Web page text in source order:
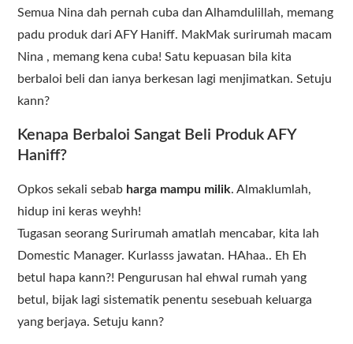
Semua Nina dah pernah cuba dan Alhamdulillah, memang
padu produk dari AFY Haniff. MakMak surirumah macam
Nina , memang kena cuba! Satu kepuasan bila kita
berbaloi beli dan ianya berkesan lagi menjimatkan. Setuju
kann?
Kenapa Berbaloi Sangat Beli Produk AFY
Haniff?
Opkos sekali sebab harga mampu milik. Almaklumlah,
hidup ini keras weyhh!
Tugasan seorang Surirumah amatlah mencabar, kita lah
Domestic Manager. Kurlasss jawatan. HAhaa.. Eh Eh
betul hapa kann?! Pengurusan hal ehwal rumah yang
betul, bijak lagi sistematik penentu sesebuah keluarga
yang berjaya. Setuju kann?